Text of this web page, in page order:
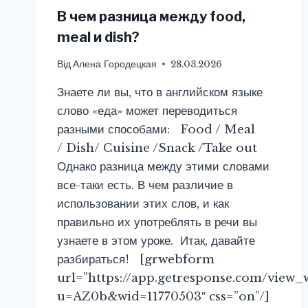
В чем разница между food,
meal и dish?
ВідАлена Городецкая 28.03.2026
Знаете ли вы, что в английском языке
слово «еда» может переводиться
разными способами: Food / Meal
/ Dish/ Cuisine /Snack /Take out
Однако разница между этими словами
все-таки есть. В чем различие в
использовании этих слов, и как
правильно их употреблять в речи вы
узнаете в этом уроке. Итак, давайте
разбираться! [grwebform
url=”https://app.getresponse.com/
u=AZ0b&wid=11770503″ css=”on”/]